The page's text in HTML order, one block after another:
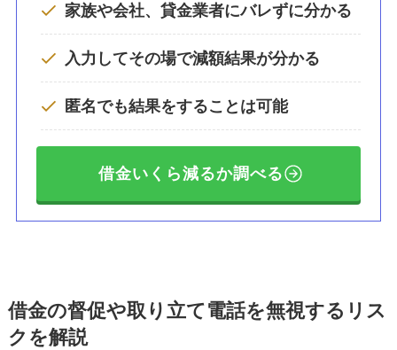
家族や会社、貸金業者にバレずに分かる
入力してその場で減額結果が分かる
匿名でも結果をすることは可能
借金いくら減るか調べる
借金の督促や取り立て電話を無視するリス
クを解説